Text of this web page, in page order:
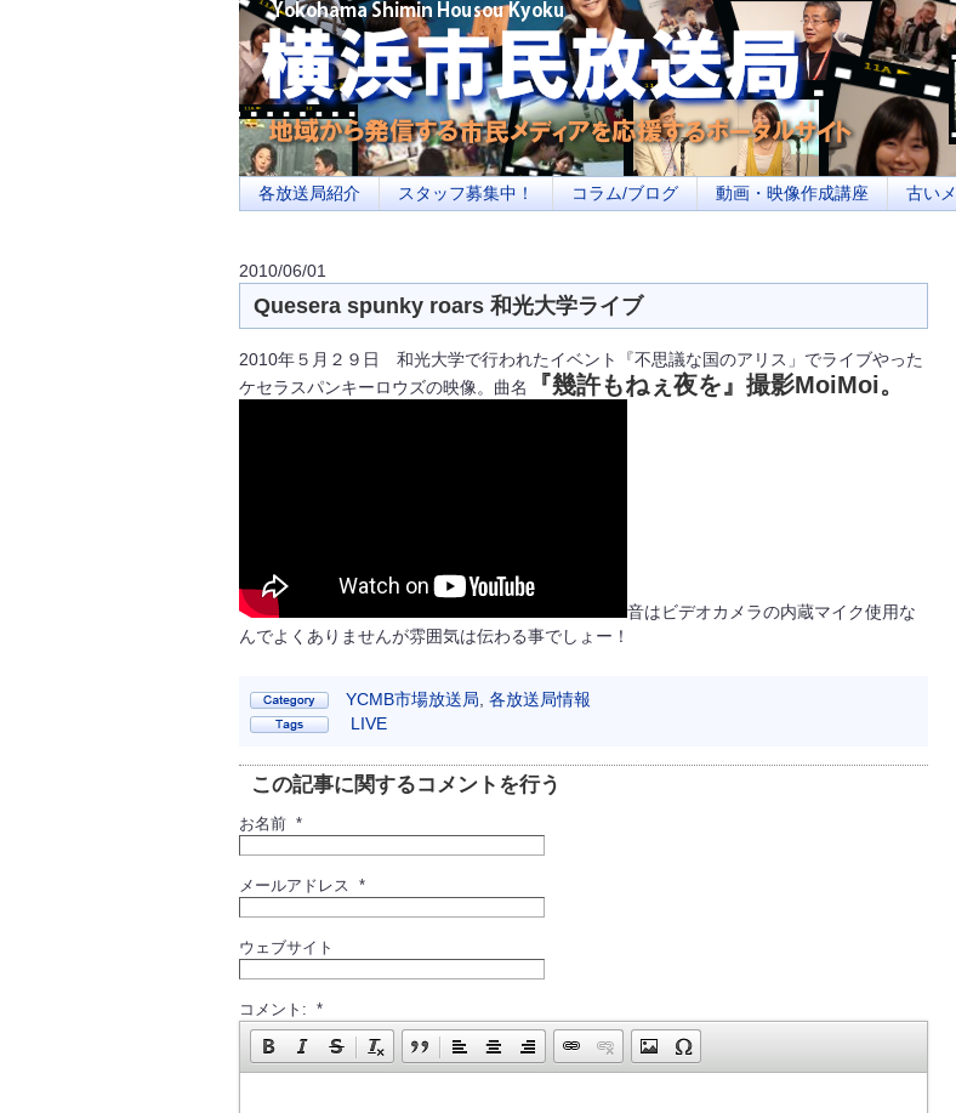
横浜の地域メディア、地域・市民・放送局・メディアを応援するポータルサイト あなたの街のイベント告
を目指します
各放送局紹介 スタッフ募集中！ コラム/ブログ 動画・映像作成講座 古い
2010/06/01
Quesera spunky roars 和光大学ライブ
2010年５月２９日 和光大学で行われたイベント『不思議な国のアリス」でライブやった
ケセラスパンキーロウズの映像。曲名
『幾許もねぇ夜を』撮影MoiMoi。
音はビデオカメラの内蔵マイク使用な
んでよくありませんが雰囲気は伝わる事でしょー！
YCMB市場放送局 各放送局情報
LIVE
この記事に関するコメントを行う
お名前 *
メールアドレス *
ウェブサイト
コメント: *